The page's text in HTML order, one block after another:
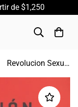
de $1,250
Revolucion Sexual por Miguel Nuñez